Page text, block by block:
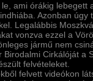
ami órákig lebegett
Azonban úgy
Legalábbis
vonzva ezzel a
jármű nem
Cirkálóját a
felvételeket.
felvett videókon